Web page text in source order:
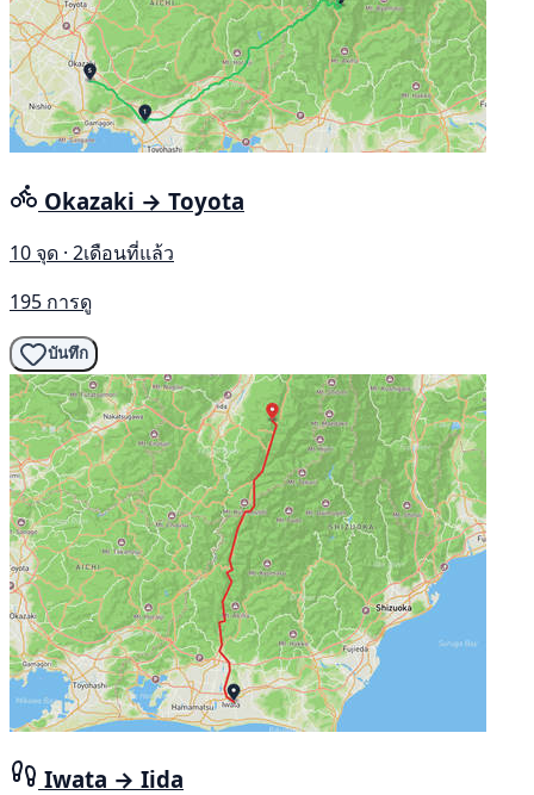
Okazaki → Toyota
10 จุด · 2เดือนที่แล้ว
195 การดู
บันทึก
Iwata → Iida